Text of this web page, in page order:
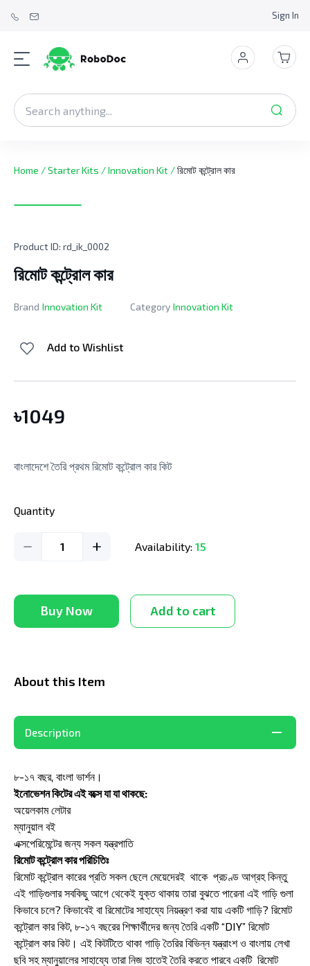
Sign In
Home /Starter Kits /Innovation Kit /রিমোট কন্ট্রোল কার
Product ID: rd_ik_0002
রিমোট কন্ট্রোল কার
Brand Innovation Kit Category Innovation Kit
Add to Wishlist
৳1049
বাংলাদেশে তৈরি প্রথম রিমোট কন্ট্রোল কার কিট
Quantity
1 Availability: 15
Buy Now Add to cart
About this Item
Description
৮-১৭ বছর, বাংলা ভার্শন।
ইনোভেশন কিটের এই বক্সে যা যা থাকছে:
অয়েলকাম লেটার
ম্যানুয়াল বই
এক্সপেরিমেন্টের জন্য সকল যন্ত্রপাতি
রিমোট কন্ট্রোল কার পরিচিতিঃ
রিমোট কন্ট্রোল কারের প্রতি সকল ছেলে মেয়েদেরই থাকে প্রচণ্ড আগ্রহ কিন্তু
এই গাড়িগুলার সবকিছু আগে থেকেই যুক্ত থাকায় তারা বুঝতে পারেনা এই গাড়ি গুলা
কিভাবে চলে? কিভাবেই বা রিমোটের সাহায্যে নিয়ন্ত্রণ করা যায় একটি গাড়ি? রিমোট
কন্ট্রোল কার কিট, ৮-১৭ বছরের শিক্ষার্থীদের জন্য তৈরি একটি “DIY” রিমোট
কন্ট্রোল কার কিট। এই কিটটিতে থাকা গাড়ি তৈরির বিভিন্ন যন্ত্রাংশ ও বাংলায় লেখা
ছবি সহ ম্যানুয়ালের সাহায্যে তারা নিজ হাতেই তৈরি করতে পারবে একটি রিমোট